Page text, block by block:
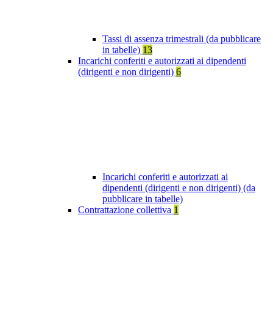
Tassi di assenza trimestrali (da pubblicare
in tabelle) 13
Incarichi conferiti e autorizzati ai dipendenti
(dirigenti e non dirigenti) 6
Incarichi conferiti e autorizzati ai
dipendenti (dirigenti e non dirigenti) (da
pubblicare in tabelle)
Contrattazione collettiva 1